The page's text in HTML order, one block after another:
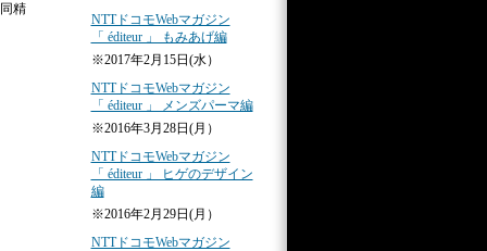
精
NTTドコモWebマガジン
「 éditeur 」 もみあげ編
※2017年2月15日(水）
NTTドコモWebマガジン
「 éditeur 」 メンズパーマ編
※2016年3月28日(月）
NTTドコモWebマガジン
「 éditeur 」 ヒゲのデザイン
編
※2016年2月29日(月）
NTTドコモWebマガジン